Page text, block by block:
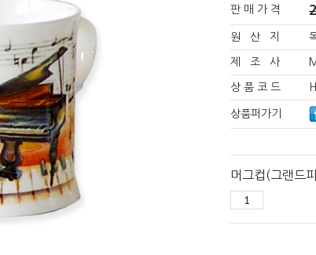
판 매 가 격
원 산 지
제 조 사
상 품 코 드
상품퍼가기
머그컵(그랜드